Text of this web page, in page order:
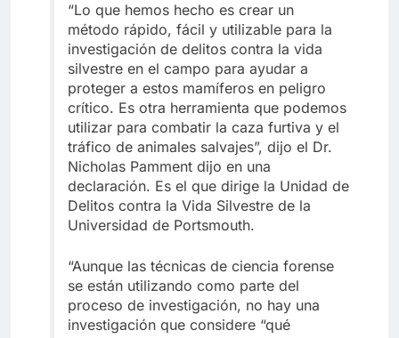
“Lo que hemos hecho es crear un
método rápido, fácil y utilizable para la
investigación de delitos contra la vida
silvestre en el campo para ayudar a
proteger a estos mamíferos en peligro
crítico. Es otra herramienta que podemos
utilizar para combatir la caza furtiva y el
tráfico de animales salvajes”, dijo el Dr.
Nicholas Pamment dijo en una
declaración. Es el que dirige la Unidad de
Delitos contra la Vida Silvestre de la
Universidad de Portsmouth.
“Aunque las técnicas de ciencia forense
se están utilizando como parte del
proceso de investigación, no hay una
investigación que considere “qué